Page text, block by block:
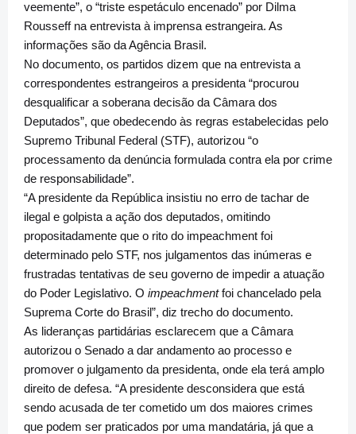
veemente”, o “triste espetáculo encenado” por Dilma
Rousseff na entrevista à imprensa estrangeira. As
informações são da Agência Brasil.
No documento, os partidos dizem que na entrevista a
correspondentes estrangeiros a presidenta “procurou
desqualificar a soberana decisão da Câmara dos
Deputados”, que obedecendo às regras estabelecidas pelo
Supremo Tribunal Federal (STF), autorizou “o
processamento da denúncia formulada contra ela por crime
de responsabilidade”.
“A presidente da República insistiu no erro de tachar de
ilegal e golpista a ação dos deputados, omitindo
propositadamente que o rito do impeachment foi
determinado pelo STF, nos julgamentos das inúmeras e
frustradas tentativas de seu governo de impedir a atuação
do Poder Legislativo. O impeachmentfoi chancelado pela
Suprema Corte do Brasil”, diz trecho do documento.
As lideranças partidárias esclarecem que a Câmara
autorizou o Senado a dar andamento ao processo e
promover o julgamento da presidenta, onde ela terá amplo
direito de defesa. “A presidente desconsidera que está
sendo acusada de ter cometido um dos maiores crimes
que podem ser praticados por uma mandatária, já que a